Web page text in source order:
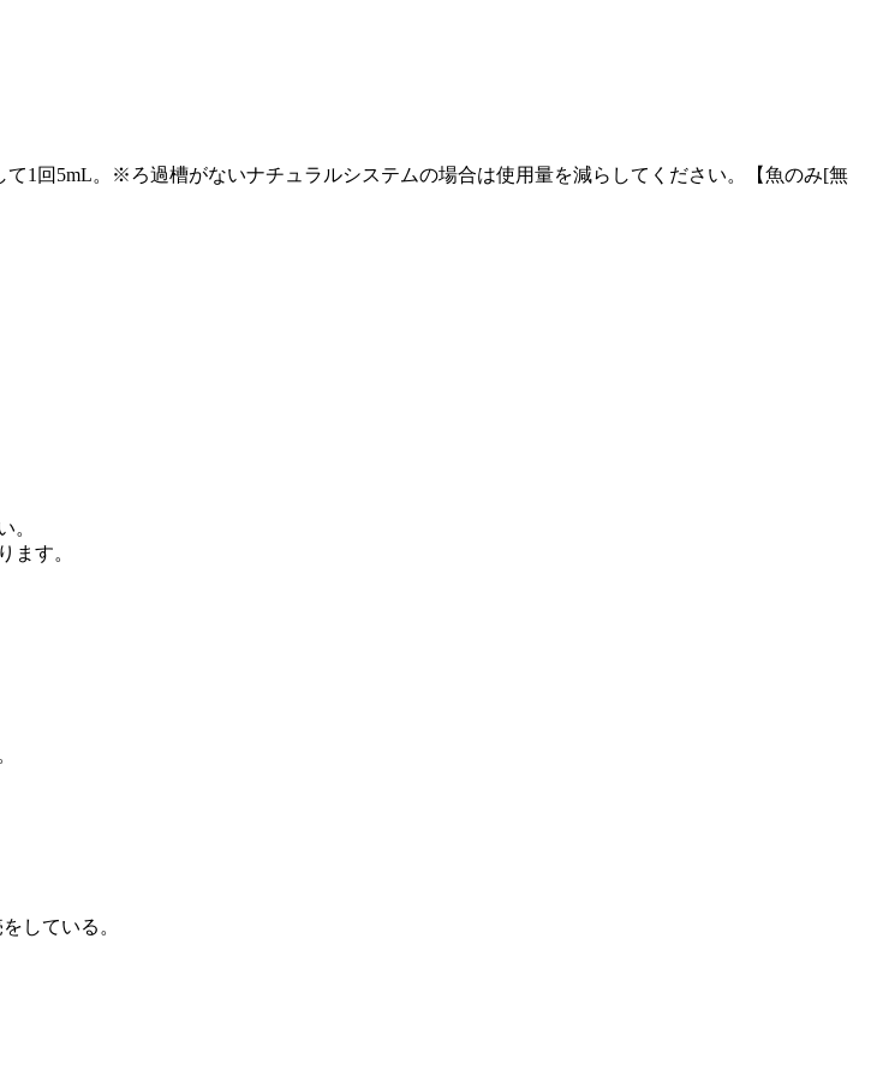
1回5mL。※ろ過槽がないナチュラルシステムの場合は使用量を減らしてください。【魚のみ[無
。
ます。
している。